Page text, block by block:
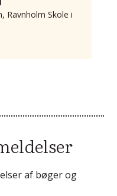
Ravnholm Skole i
af bøger og